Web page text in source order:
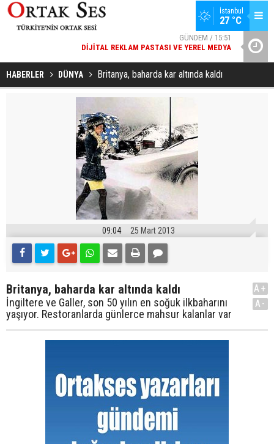
İstanbul
27 °C
GÜNDEM / 15:51
DIJITAL REKLAM PASTASI VE YEREL MEDYA
GENÇLERBIRLIĞI SPOR KULÜBÜNDEN AÇIKLAMA GELDI
HABERLER DÜNYA Britanya, baharda kar altında kaldı
09:04 25 Mart 2013
Britanya, baharda kar altında kaldı
İngiltere ve Galler, son 50 yılın en soğuk ilkbaharını
yaşıyor. Restoranlarda günlerce mahsur kalanlar var
A+
A-